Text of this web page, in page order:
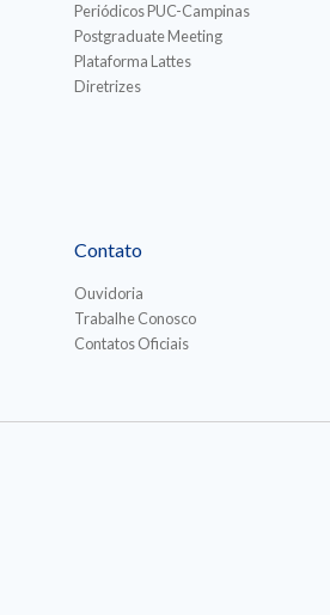
Periódicos PUC-Campinas
Postgraduate Meeting
Plataforma Lattes
Diretrizes
Contato
Ouvidoria
Trabalhe Conosco
Contatos Oficiais